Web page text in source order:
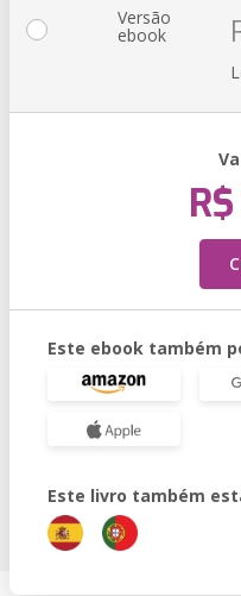
Versão
ebook
Este ebook também
Este livro também